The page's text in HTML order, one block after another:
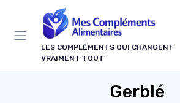
LES COMPLÉMENTS QUI CHANGENT
VRAIMENT TOUT
Gerblé
Panneau de gestion des cookies